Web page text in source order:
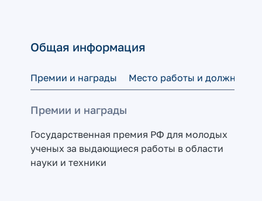
Общая информация
Премии и награды Место работы и должность
Премии и награды
Государственная премия РФ для молодых
ученых за выдающиеся работы в области
науки и техники